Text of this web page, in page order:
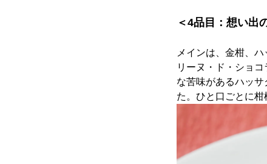
＜4品目：想い
メインは、金柑、
リーヌ・ド・ショ
な苦味があるハッ
た。ひと口ごとに柑